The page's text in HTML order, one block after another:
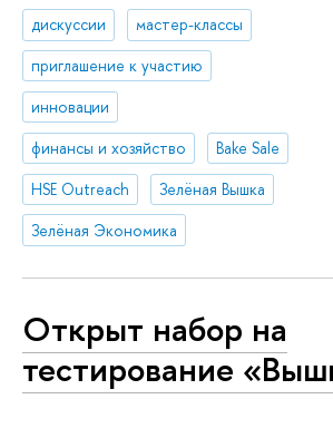
дискуссии
мастер-классы
приглашение к участию
инновации
финансы и хозяйство
Bake Sale
HSE Outreach
Зелёная Вышка
Зелёная Экономика
Открыт набор на
тестирование